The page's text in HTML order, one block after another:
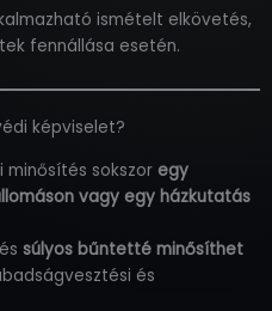
ismételt elkövetés,
fennállása esetén.
képviselet?
minősítés sokszor egy
vagy egy házkutatás
súlyos bűntetté minősíthet
és